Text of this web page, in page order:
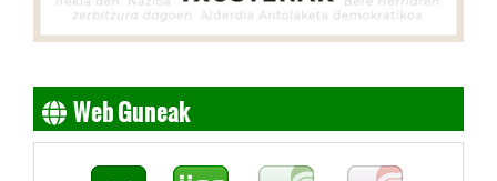
Web Guneak